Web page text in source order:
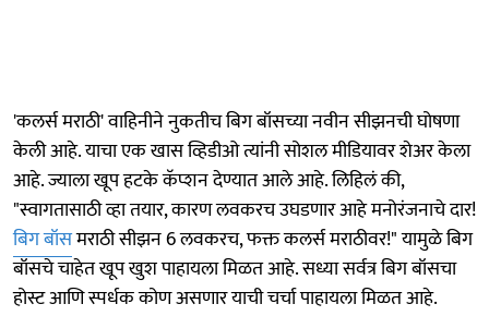
'कलर्स मराठी' वाहिनीने नुकतीच बिग बॉसच्या नवीन सीझनची घोषणा
केली आहे. याचा एक खास व्हिडीओ त्यांनी सोशल मीडियावर शेअर केला
आहे. ज्याला खूप हटके कॅप्शन देण्यात आले आहे. लिहिलं की,
"स्वागतासाठी व्हा तयार, कारण लवकरच उघडणार आहे मनोरंजनाचे दार!
बिग बॉसमराठी सीझन 6 लवकरच, फक्त कलर्स मराठीवर!" यामुळे बिग
बॉसचे चाहेत खूप खुश पाहायला मिळत आहे. सध्या सर्वत्र बिग बॉसचा
होस्ट आणि स्पर्धक कोण असणार याची चर्चा पाहायला मिळत आहे.